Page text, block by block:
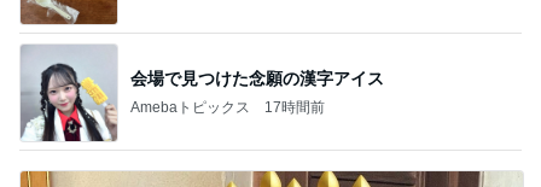
会場で見つけた念願の漢字アイス
Amebaトピックス 17時間前